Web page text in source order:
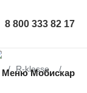
8 800 333 82 17
R-klasse